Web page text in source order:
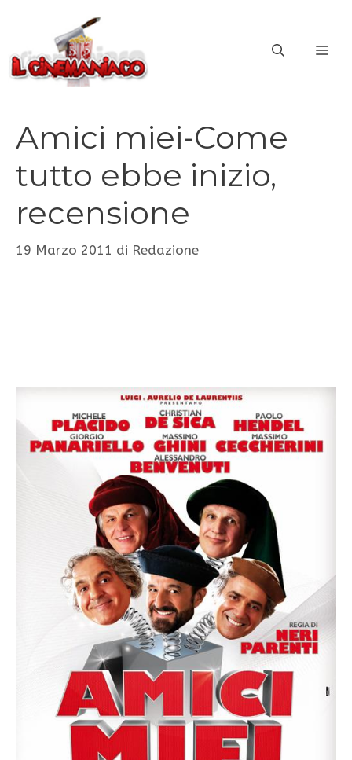
contenuto
Amici miei-Come
tutto ebbe inizio,
recensione
19 Marzo 2011 di Redazione